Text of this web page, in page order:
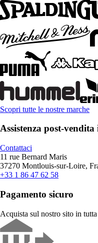
Scopri tutte le nostre marche
Assistenza post-
Contattaci
11 rue Bernard Maris
37270 Montlouis-sur-Loire,
+33 1 86 47 62 58
Pagamento sicuro
Acquista sul nostro sito in tutta